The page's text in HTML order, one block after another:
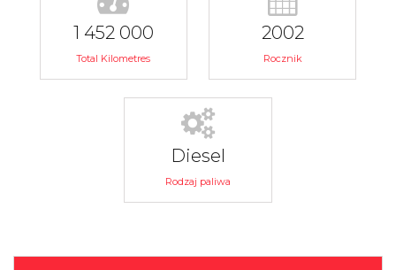
1 452 000
Total Kilometres
2002
Rocznik
Diesel
Rodzaj paliwa